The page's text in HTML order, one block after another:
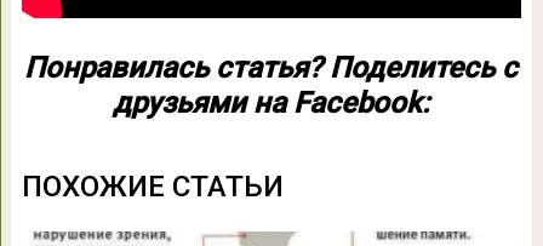
Понравилась статья? Поделитесь с
друзьями на Facebook:
ПОХОЖИЕ СТАТЬИ